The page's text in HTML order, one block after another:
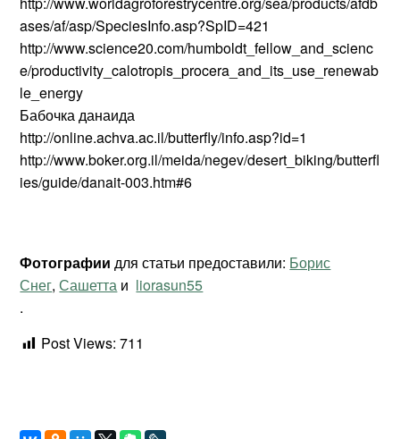
ases/af/asp/SpeciesInfo.asp?SpID=421
http://www.science20.com/humboldt_fellow_and_scienc
e/productivity_calotropis_procera_and_its_use_renewab
le_energy
Бабочка данаида
http://online.achva.ac.il/butterfly/info.asp?id=1
http://www.boker.org.il/meida/negev/desert_biking/butterfl
ies/guide/danait-003.htm#6
Фотографиидля статьи предоставили: Борис
Снег,Сашетта и liorasun55
.
Post Views: 711